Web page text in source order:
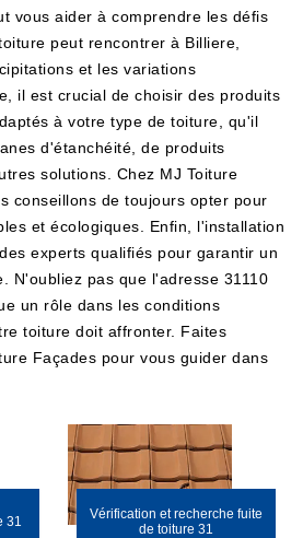
vous aider à comprendre les défis
peut rencontrer à Billiere,
et les variations
il est crucial de choisir des produits
à votre type de toiture, qu'il
d'étanchéité, de produits
solutions. Chez MJ Toiture
conseillons de toujours opter pour
et écologiques. Enfin, l'installation
experts qualifiés pour garantir un
N'oubliez pas que l'adresse 31110
un rôle dans les conditions
toiture doit affronter. Faites
Façades pour vous guider dans
31
Vérification et recherche fuite
de toiture 31